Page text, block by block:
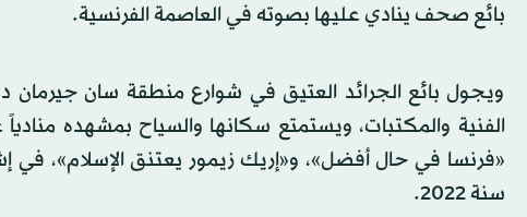
بائع صحف ينادي عليها بصوته في العاصمة الفرنسية.
ويجول بائع الجرائد العتيق في شوارع منطقة سان جيرمان
الفنية والمكتبات، ويستمتع سكانها والسياح بمشهده
«فرنسا في حال أفضل»، و«إريك زيمور يعتنق الإسلام»، في
سنة 2022.